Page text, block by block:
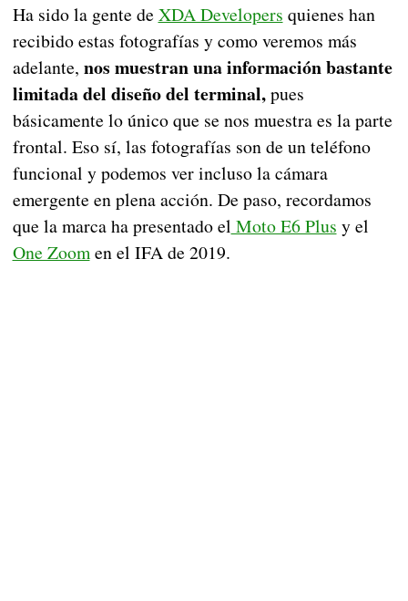
Ha sido la gente de XDA Developers quienes han
recibido estas fotografías y como veremos más
adelante, nos muestran una información bastante
limitada del diseño del terminal,pues
básicamente lo único que se nos muestra es la parte
frontal. Eso sí, las fotografías son de un teléfono
funcional y podemos ver incluso la cámara
emergente en plena acción. De paso, recordamos
que la marca ha presentado el Moto E6 Plus y el
One Zoomen el IFA de 2019.